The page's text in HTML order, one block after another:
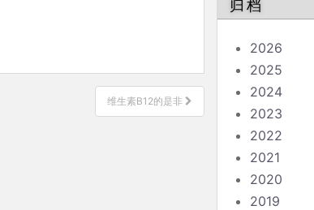
维生素B12的是非
归档
2026
2025
2024
2023
2022
2021
2020
2019